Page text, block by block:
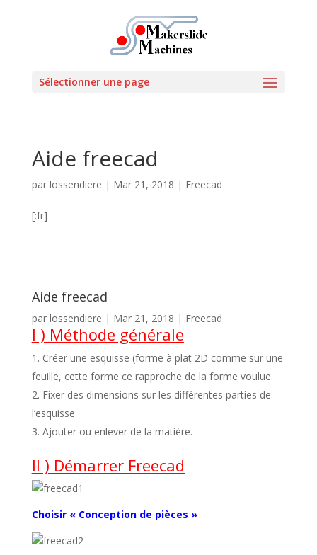
Sélectionner une page
Aide freecad
par lossendiere | Mar 21, 2018 | Freecad
[:fr]
Aide freecad
par lossendiere | Mar 21, 2018 | Freecad
I ) Méthode générale
Créer une esquisse (forme à plat 2D comme sur une
feuille, cette forme ce rapproche de la forme voulue.
Fixer des dimensions sur les différentes parties de
l’esquisse
Ajouter ou enlever de la matière.
II ) Démarrer Freecad
Choisir « Conception de pièces »